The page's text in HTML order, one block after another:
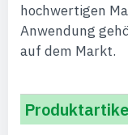
hochwertigen
Anwendung
auf dem Markt.